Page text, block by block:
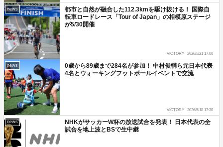
news
都市と自然が融合した112.3kmを駆け抜ける！ 国際自
転車ロードレース「Tour of Japan」の相模原ステージ
が5/30開催
VICTORY 2026/5/21 17:00
news
0歳から89歳まで284名が参加！ 中村俊輔ら元日本代表
4名とウォーキングフットボールイベントで交流
VICTORY 2026/5/18 17:30
news
NHKがサッカーW杯の放送試合を発表！ 日本代表の全
試合を地上波とBSで生中継